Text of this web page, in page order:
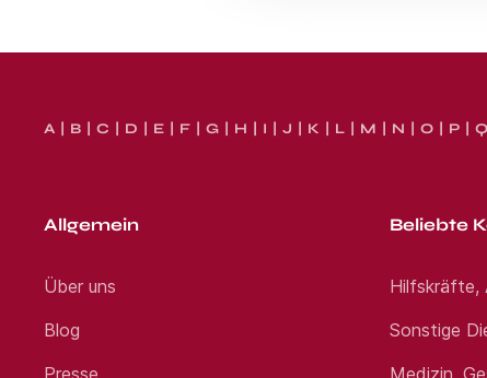
A B C D E F G H I J K L M N O P Q
Allgemein
Über uns
Blog
Presse
Beliebte
Hilfskräfte,
Sonstige
Medizin,